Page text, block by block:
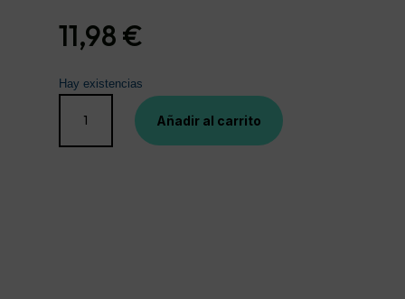
11,98 €
Hay existencias
CICAPLAST
BAUME
Añadir al carrito